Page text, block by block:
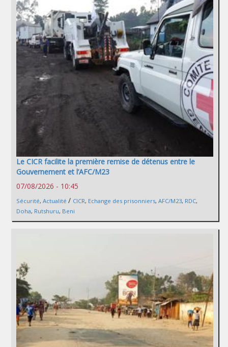
Le CICR facilite la première remise de détenus entre le
Gouvernement et l’AFC/M23
07/08/2026 - 10:45
Sécurité, Actualité / CICR, Echange des prisonniers, AFC/M23, RDC,
Doha, Rutshuru, Beni